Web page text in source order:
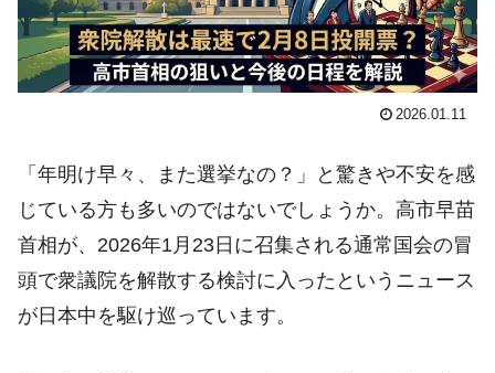
2026.01.11
「年明け早々、また選挙なの？」と驚きや不安を感
じている方も多いのではないでしょうか。高市早苗
首相が、2026年1月23日に召集される通常国会の冒
頭で衆議院を解散する検討に入ったというニュース
が日本中を駆け巡っています。